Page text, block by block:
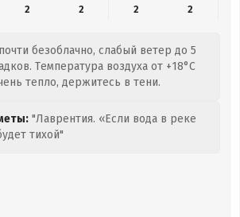
2
2 2 2
безоблачно, слабый ветер до 5
Температура воздуха от +18°C
тепло, держитесь в тени.
"Лаврентия. «Если вода в реке
тихой"